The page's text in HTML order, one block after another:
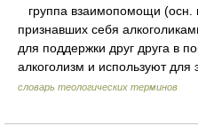
группа взаимопомощи (осн.
признавших себя
для поддержки друг друга в
алкоголизм и используют
словарь теологических терминов